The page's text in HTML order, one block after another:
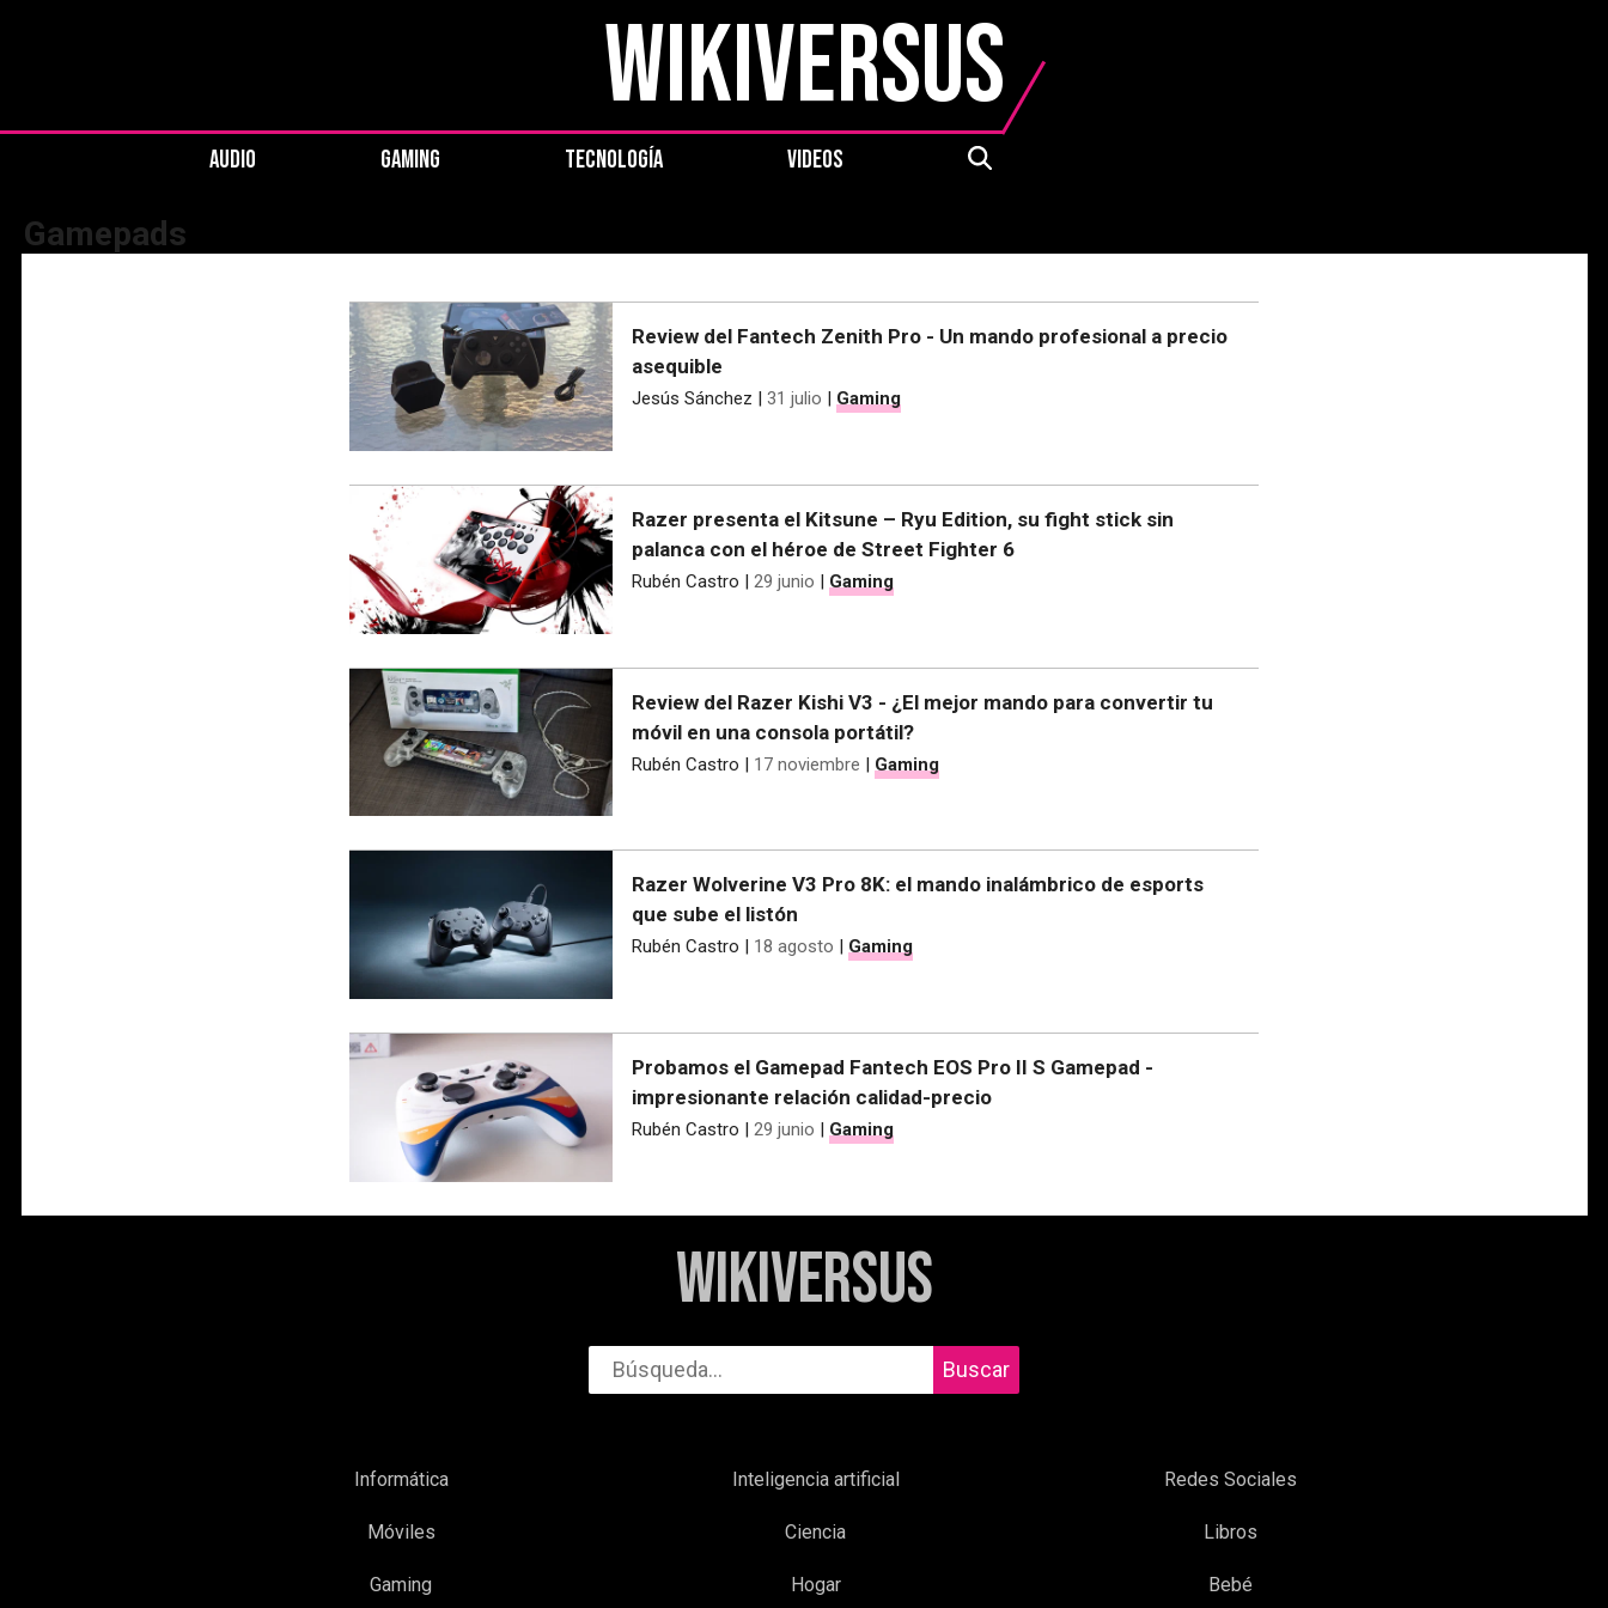
WikiVersus
AUDIO GAMING TECNOLOGÍA VIDEOS
Gamepads
Review del Fantech Zenith Pro - Un mando profesional a precio
asequible
Jesús Sánchez | 31 julio | Gaming
Razer presenta el Kitsune – Ryu Edition, su fight stick sin
palanca con el héroe de Street Fighter 6
Rubén Castro | 29 junio | Gaming
Review del Razer Kishi V3 - ¿El mejor mando para convertir tu
móvil en una consola portátil?
Rubén Castro | 17 noviembre | Gaming
Razer Wolverine V3 Pro 8K: el mando inalámbrico de esports
que sube el listón
Rubén Castro | 18 agosto | Gaming
Probamos el Gamepad Fantech EOS Pro II S Gamepad -
impresionante relación calidad-precio
Rubén Castro | 29 junio | Gaming
WikiVersus
Buscar
Informática
Móviles
Gaming
Inteligencia artificial
Ciencia
Hogar
Redes Sociales
Libros
Bebé